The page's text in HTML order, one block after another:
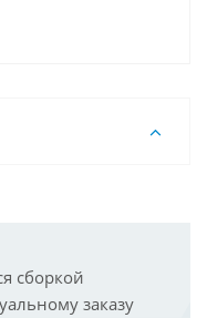
сборкой
заказу